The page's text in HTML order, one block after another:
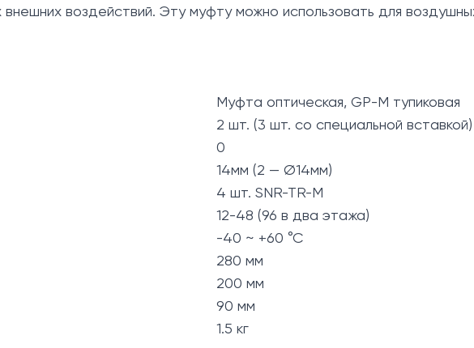
воздействий. Эту муфту можно использовать для
Муфта оптическая, GP-М тупиковая
2 шт. (3 шт. со специальной вставкой)
0
14мм (2 — Ø14мм)
4 шт. SNR-TR-M
12-48 (96 в два этажа)
-40 ~ +60 °C
280 мм
200 мм
90 мм
1.5 кг